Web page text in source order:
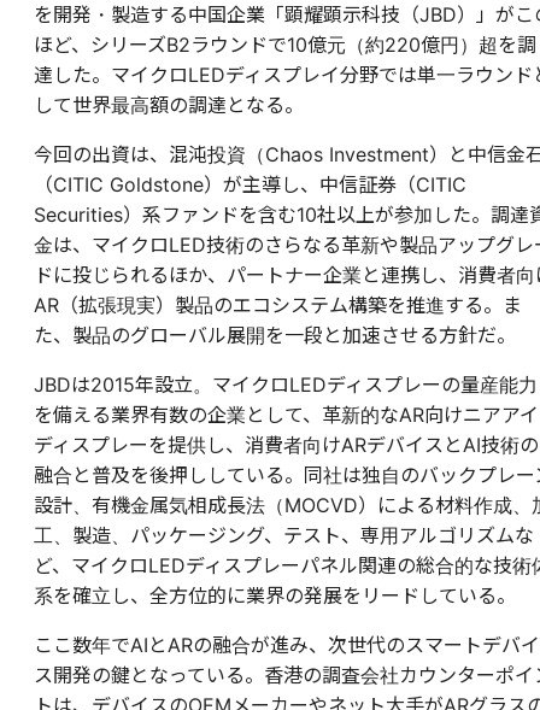
を開発・製造する中国企業「顕耀顕示科技（JBD）」がこ
ほど、シリーズB2ラウンドで10億元（約220億円）超を調
達した。マイクロLEDディスプレイ分野では単一ラウンド
して世界最高額の調達となる。
今回の出資は、混沌投資（Chaos Investment）と中信金
（CITIC Goldstone）が主導し、中信証券（CITIC
Securities）系ファンドを含む10社以上が参加した。調達
金は、マイクロLED技術のさらなる革新や製品アップグレ
ドに投じられるほか、パートナー企業と連携し、消費者向
AR（拡張現実）製品のエコシステム構築を推進する。ま
た、製品のグローバル展開を一段と加速させる方針だ。
JBDは2015年設立。マイクロLEDディスプレーの量産能力
を備える業界有数の企業として、革新的なAR向けニアアイ
ディスプレーを提供し、消費者向けARデバイスとAI技術の
融合と普及を後押ししている。同社は独自のバックプレー
設計、有機金属気相成長法（MOCVD）による材料作成、
工、製造、パッケージング、テスト、専用アルゴリズムな
ど、マイクロLEDディスプレーパネル関連の総合的な技術
系を確立し、全方位的に業界の発展をリードしている。
ここ数年でAIとARの融合が進み、次世代のスマートデバイ
ス開発の鍵となっている。香港の調査会社カウンターポイ